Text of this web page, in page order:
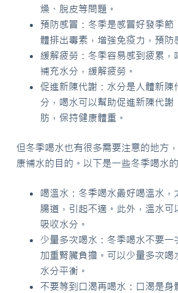
燥、脫皮等問題。
預防感冒：冬季是感冒好發季節
體排出毒素，增強免疫力，預防
緩解疲勞：冬季容易感到疲累，
補充水分，緩解疲勞。
促進新陳代謝：水分是人體新陳
分，喝水可以幫助促進新陳代謝
肪，保持健康體重。
但冬季喝水也有很多需要注意的地方
康補水的目的。以下是一些冬季喝水
喝溫水：冬季喝水最好喝溫水，
腸道，引起不適。此外，溫水可
吸收水分。
少量多次喝水：冬季喝水不要一
加重腎臟負擔。可以少量多次喝
水分平衡。
不要等到口渴再喝水：口渴是身